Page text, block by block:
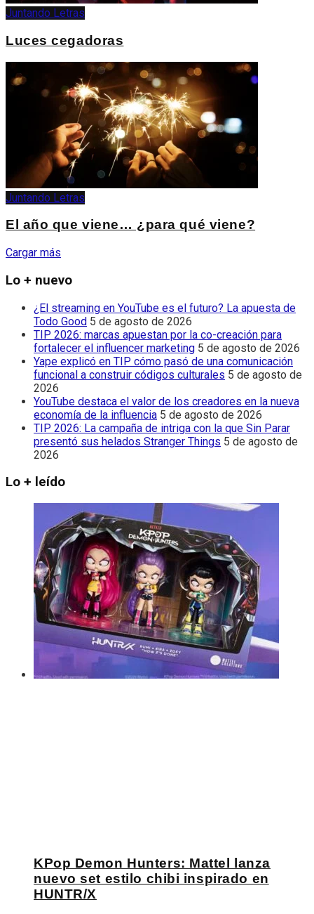
Juntando Letras
Luces cegadoras
Juntando Letras
El año que viene… ¿para qué viene?
Cargar más
Lo + nuevo
¿El streaming en YouTube es el futuro? La apuesta de
Todo Good 5 de agosto de 2026
TIP 2026: marcas apuestan por la co-creación para
fortalecer el influencer marketing 5 de agosto de 2026
Yape explicó en TIP cómo pasó de una comunicación
funcional a construir códigos culturales 5 de agosto de
2026
YouTube destaca el valor de los creadores en la nueva
economía de la influencia 5 de agosto de 2026
TIP 2026: La campaña de intriga con la que Sin Parar
presentó sus helados Stranger Things 5 de agosto de
2026
Lo + leído
KPop Demon Hunters: Mattel lanza
nuevo set estilo chibi inspirado en
HUNTR/X